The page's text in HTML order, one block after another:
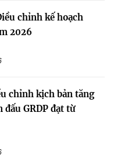
chỉnh kế hoạch
2026
chỉnh kịch bản tăng
GRDP đạt từ